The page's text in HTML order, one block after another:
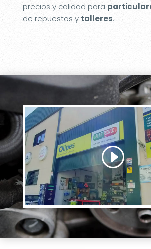
precios y calidad para
de repuestos y talleres.